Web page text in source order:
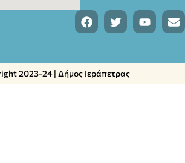
2023-24 | Δήμος Ιεράπετρας